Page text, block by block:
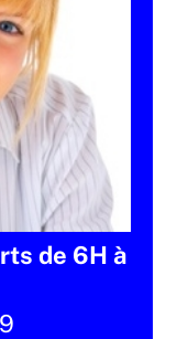
de 6H à